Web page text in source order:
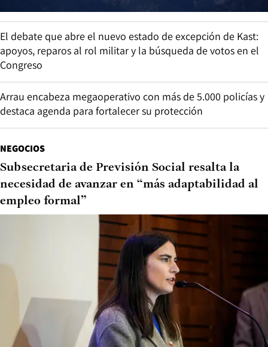
El debate que abre el nuevo estado de excepción de Kast:
apoyos, reparos al rol militar y la búsqueda de votos en el
Congreso
Arrau encabeza megaoperativo con más de 5.000 policías y
destaca agenda para fortalecer su protección
NEGOCIOS
Subsecretaria de Previsión Social resalta la
necesidad de avanzar en “más adaptabilidad al
empleo formal”